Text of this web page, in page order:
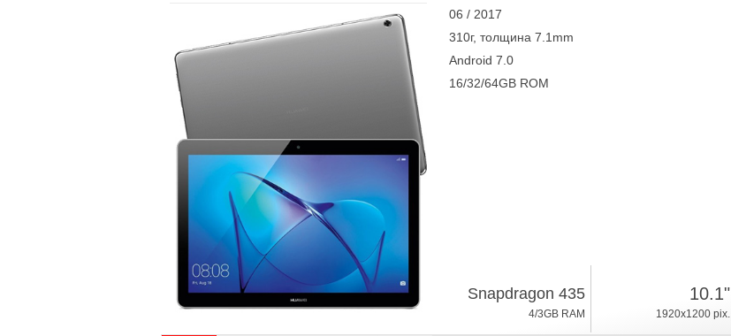
06 / 2017
310г, толщина 7.1mm
Android 7.0
16/32/64GB ROM
Snapdragon 435
4/3GB RAM
10.1"
1920x1200 pix.